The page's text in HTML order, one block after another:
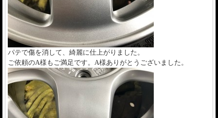
パテで傷を消して、綺麗に仕上がりました。
ご依頼のA様もご満足です。A様ありがとうございました。